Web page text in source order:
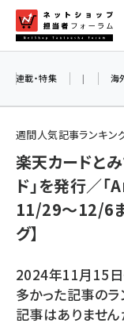
ン
amazon
yahoo
ecbeing
アスクル
base
連載・特集 | 海
週間人気記事ランキン
楽天カードと
ド」を発行／「
11/29～12/6ま
グ】
2024年11月15日
多かった記事のラ
記事はありません